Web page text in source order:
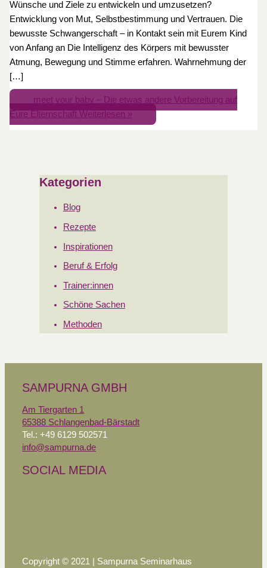
Wünsche und Ziele zu entwickeln und umzusetzen?
Entwicklung von Mut, Selbstbestimmung und Vertrauen. Die
bewusste Schwangerschaft – in Kontakt sein mit Eurem Kind
von Anfang an Die Intelligenz des Körpers mit bewusster
Atmung, Bewegung und Stimme erfahren. Wahrnehmung der
[…]
meet your baby – Die etwas andere Vorbereitung auf
Eure ElternschaftWeiterlesen »
Kategorien
Blog
Rezepte
Inspirationen
Beruf & Erfolg
Trainer:innen
Schöne Sachen
Methoden
SAMPURNA GMBH
Am Tiergarten 1
65388 Schlangenbad-Bärstadt
Tel.: +49 6129 502571
info@sampurna.de
SOCIAL MEDIA
Copyright © 2021 | Sampurna Seminarhaus